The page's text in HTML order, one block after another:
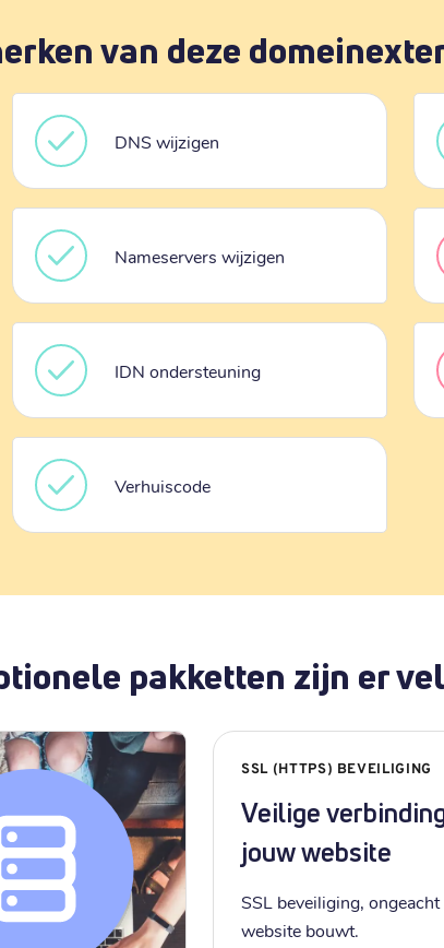
van deze
DNS wijzigen
Nameservers wijzigen
IDN ondersteuning
Verhuiscode
pakketten zijn er
SSL (HTTPS) BEVEILIGING
Veilige
jouw website
SSL beveiliging, ongeacht
website bouwt.